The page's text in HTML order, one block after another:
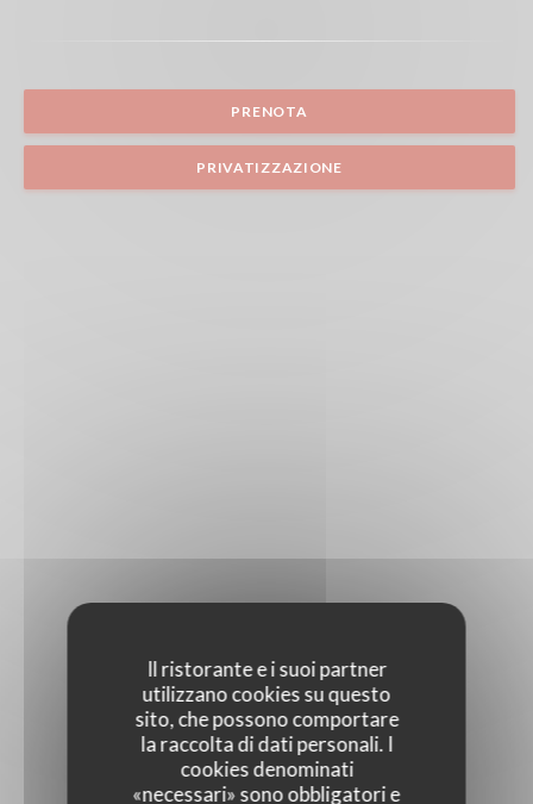
Il ristorante e i suoi partner
utilizzano cookies su questo
sito, che possono comportare
la raccolta di dati personali. I
cookies denominati
«necessari» sono obbligatori e
PRENOTA
PRIVATIZZAZIONE